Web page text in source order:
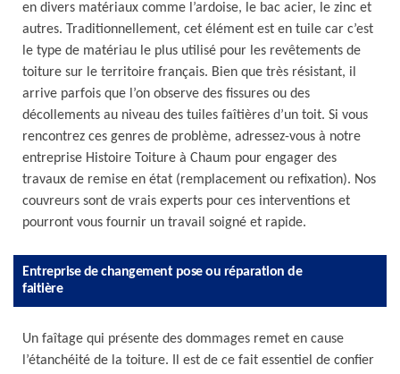
en divers matériaux comme l’ardoise, le bac acier, le zinc et
autres. Traditionnellement, cet élément est en tuile car c’est
le type de matériau le plus utilisé pour les revêtements de
toiture sur le territoire français. Bien que très résistant, il
arrive parfois que l’on observe des fissures ou des
décollements au niveau des tuiles faîtières d’un toit. Si vous
rencontrez ces genres de problème, adressez-vous à notre
entreprise Histoire Toiture à Chaum pour engager des
travaux de remise en état (remplacement ou refixation). Nos
couvreurs sont de vrais experts pour ces interventions et
pourront vous fournir un travail soigné et rapide.
Entreprise de changement pose ou réparation de
faitière
Un faîtage qui présente des dommages remet en cause
l’étanchéité de la toiture. Il est de ce fait essentiel de confier